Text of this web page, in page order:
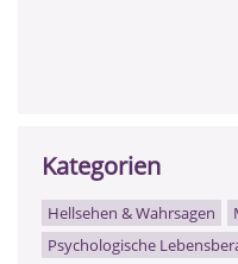
Kategorien
Hellsehen & Wahrsagen
Psychologische